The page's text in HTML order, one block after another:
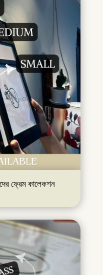
ফ্রেম কালেকশন